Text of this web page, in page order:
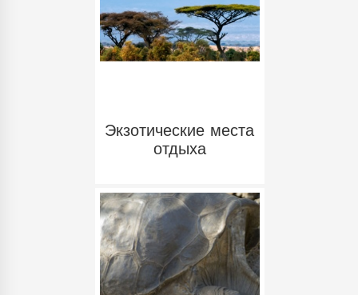
Экзотические места
отдыха